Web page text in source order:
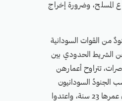
المسلح، وضرورة إخراج
جنسي، ارتكبها جنودٌ من القوات السودانية
عن الشريط الحدودي بين
ست فتيات قاصرات، تتراوح أعمارهن
اغتصب الجنودُ السودانيون
امرأةً بالغة، تبلغ من العمر 35 عامًا. كما قام الجنودُ بخطف فتاة عمرها 15 سنة، وامرأة أخرى عمرها 23 سنة، واعتدوا